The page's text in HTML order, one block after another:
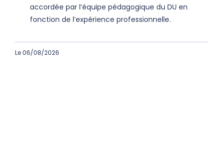
accordée par l’équipe pédagogique du DU en
fonction de l’expérience professionnelle.
Le 06/08/2026